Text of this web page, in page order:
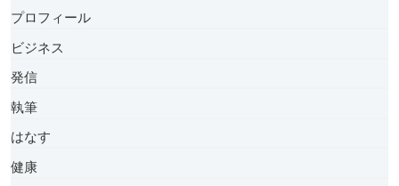
プロフィール
ビジネス
発信
執筆
はなす
健康